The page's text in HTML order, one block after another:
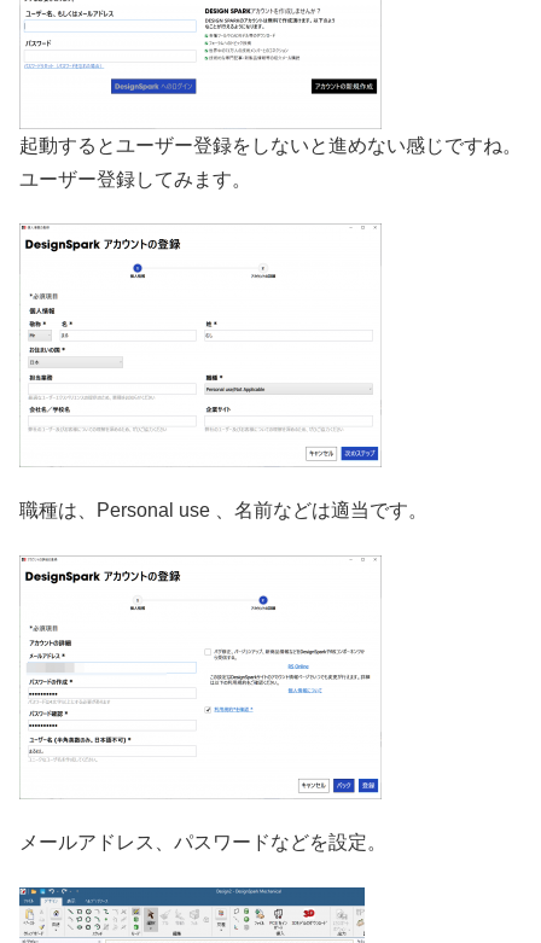
起動するとユーザー登録をしないと進めない感じですね。
ユーザー登録してみます。
職種は、Personal use 、名前などは適当です。
メールアドレス、パスワードなどを設定。